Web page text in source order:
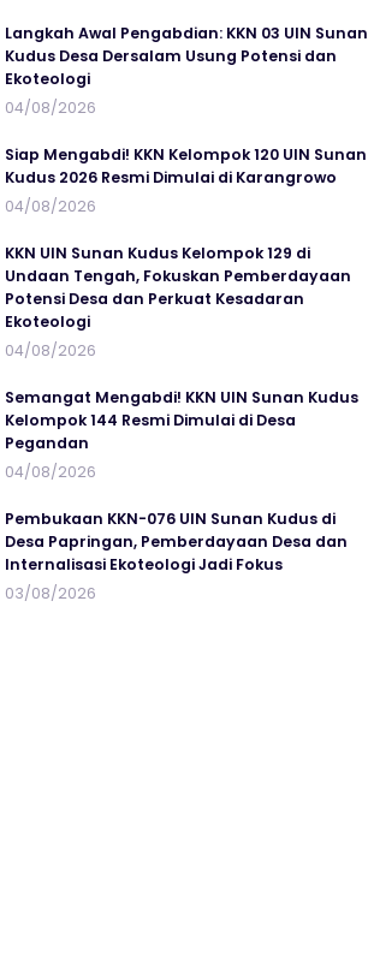
Langkah Awal Pengabdian: KKN 03 UIN Sunan
Kudus Desa Dersalam Usung Potensi dan
Ekoteologi
04/08/2026
Siap Mengabdi! KKN Kelompok 120 UIN Sunan
Kudus 2026 Resmi Dimulai di Karangrowo
04/08/2026
KKN UIN Sunan Kudus Kelompok 129 di
Undaan Tengah, Fokuskan Pemberdayaan
Potensi Desa dan Perkuat Kesadaran
Ekoteologi
04/08/2026
Semangat Mengabdi! KKN UIN Sunan Kudus
Kelompok 144 Resmi Dimulai di Desa
Pegandan
04/08/2026
Pembukaan KKN-076 UIN Sunan Kudus di
Desa Papringan, Pemberdayaan Desa dan
Internalisasi Ekoteologi Jadi Fokus
03/08/2026